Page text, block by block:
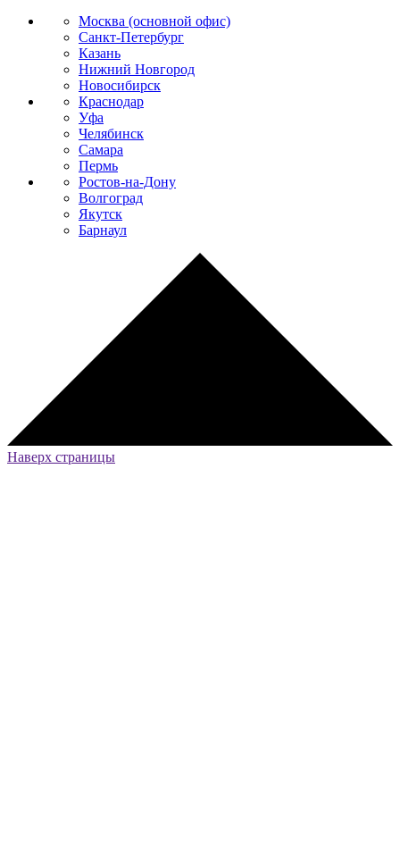
Москва (основной офис)
Санкт-Петербург
Казань
Нижний Новгород
Новосибирск
Краснодар
Уфа
Челябинск
Самара
Пермь
Ростов-на-Дону
Волгоград
Якутск
Барнаул
Наверх страницы